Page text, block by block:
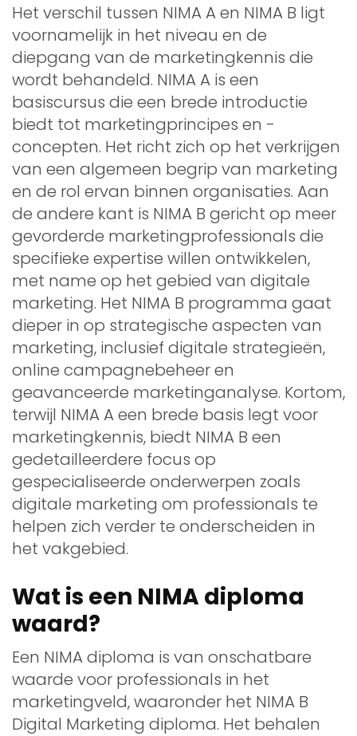
Het verschil tussen NIMA A en NIMA B ligt
voornamelijk in het niveau en de
diepgang van de marketingkennis die
wordt behandeld. NIMA A is een
basiscursus die een brede introductie
biedt tot marketingprincipes en -
concepten. Het richt zich op het verkrijgen
van een algemeen begrip van marketing
en de rol ervan binnen organisaties. Aan
de andere kant is NIMA B gericht op meer
gevorderde marketingprofessionals die
specifieke expertise willen ontwikkelen,
met name op het gebied van digitale
marketing. Het NIMA B programma gaat
dieper in op strategische aspecten van
marketing, inclusief digitale strategieën,
online campagnebeheer en
geavanceerde marketinganalyse. Kortom,
terwijl NIMA A een brede basis legt voor
marketingkennis, biedt NIMA B een
gedetailleerdere focus op
gespecialiseerde onderwerpen zoals
digitale marketing om professionals te
helpen zich verder te onderscheiden in
het vakgebied.
Wat is een NIMA diploma
waard?
Een NIMA diploma is van onschatbare
waarde voor professionals in het
marketingveld, waaronder het NIMA B
Digital Marketing diploma. Het behalen